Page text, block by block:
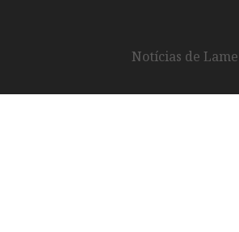
Notícias de